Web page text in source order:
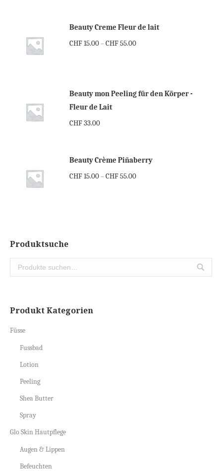
Beauty Creme Fleur de lait
CHF15.00–CHF55.00
Beauty mon Peeling für den Körper -
Fleur de Lait
CHF33.00
Beauty Crème Piñaberry
CHF15.00–CHF55.00
Produktsuche
Produkt Kategorien
Füsse
Fussbad
Lotion
Peeling
Shea Butter
Spray
Glo Skin Hautpflege
Augen & Lippen
Befeuchten